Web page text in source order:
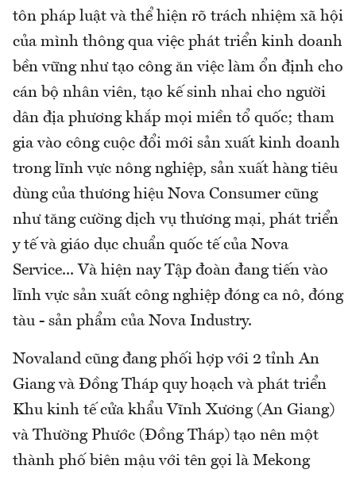
tôn pháp luật và thể hiện rõ trách nhiệm xã hội
của mình thông qua việc phát triển kinh doanh
bền vững như tạo công ăn việc làm ổn định cho
cán bộ nhân viên, tạo kế sinh nhai cho người
dân địa phương khắp mọi miền tổ quốc; tham
gia vào công cuộc đổi mới sản xuất kinh doanh
trong lĩnh vực nông nghiệp, sản xuất hàng tiêu
dùng của thương hiệu Nova Consumer cũng
như tăng cường dịch vụ thương mại, phát triển
y tế và giáo dục chuẩn quốc tế của Nova
Service... Và hiện nay Tập đoàn đang tiến vào
lĩnh vực sản xuất công nghiệp đóng ca nô, đóng
tàu - sản phẩm của Nova Industry.
Novaland cũng đang phối hợp với 2 tỉnh An
Giang và Đồng Tháp quy hoạch và phát triển
Khu kinh tế cửa khẩu Vĩnh Xương (An Giang)
và Thường Phước (Đồng Tháp) tạo nên một
thành phố biên mậu với tên gọi là Mekong